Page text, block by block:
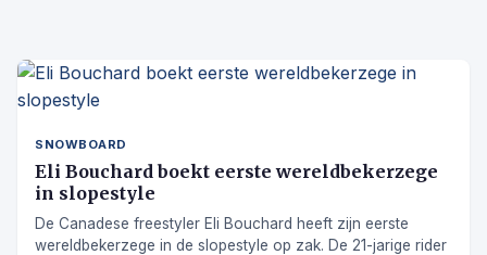
SNOWBOARD
Eli Bouchard boekt eerste wereldbekerzege
in slopestyle
De Canadese freestyler Eli Bouchard heeft zijn eerste
wereldbekerzege in de slopestyle op zak. De 21-jarige rider